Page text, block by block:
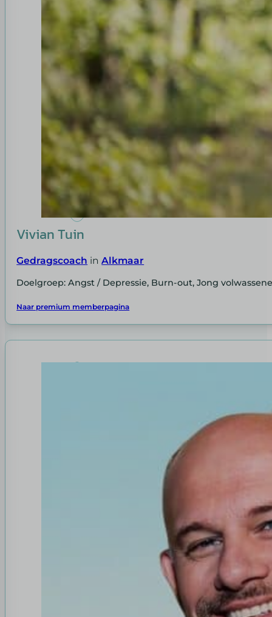
Vivian Tuin
Gedragscoach inAlkmaar
Doelgroep: Angst / Depressie, Burn-out, Jong
Naar premium memberpagina